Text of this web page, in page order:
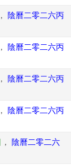
，
陰曆二零二六丙
，
陰曆二零二六丙
，
陰曆二零二六丙
，
陰曆二零二六丙
，
陰曆二零二六